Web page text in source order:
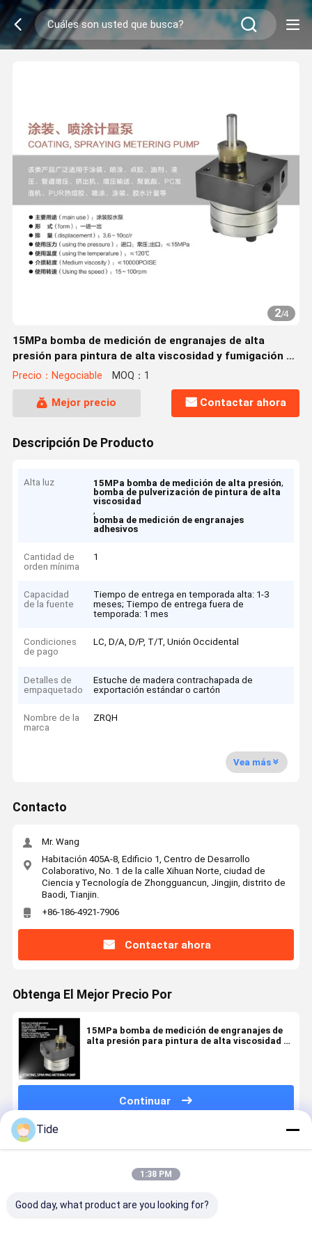
2/4
15MPa bomba de medición de engranajes de alta
presión para pintura de alta viscosidad y fumigación de
adhesivos
Precio：Negociable MOQ：1
Mejor precio Contactar ahora
Descripción De Producto
Alta luz 15MPa bomba de medición de alta presión,
bomba de pulverización de pintura de alta
viscosidad
,
bomba de medición de engranajes
adhesivos
Cantidad de
orden mínima
1
Capacidad
de la fuente
Tiempo de entrega en temporada alta: 1-3
meses; Tiempo de entrega fuera de
temporada: 1 mes
Condiciones
de pago
LC, D/A, D/P, T/T, Unión Occidental
Detalles de
empaquetado
Estuche de madera contrachapada de
exportación estándar o cartón
Nombre de la
marca
ZRQH
Vea más
Contacto
Mr. Wang
Habitación 405A-8, Edificio 1, Centro de Desarrollo
Colaborativo, No. 1 de la calle Xihuan Norte, ciudad de
Ciencia y Tecnología de Zhongguancun, Jingjin, distrito de
Baodi, Tianjin.
+86-186-4921-7906
Contactar ahora
Obtenga El Mejor Precio Por
15MPa bomba de medición de engranajes de
alta presión para pintura de alta viscosidad y
Continuar
Productos Recomendados
Tide
1:38 PM
Good day, what product are you looking for?